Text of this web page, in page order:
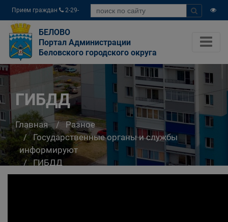
Прием граждан
2-29-
04
БЕЛОВО
Портал Администрации
Беловского городского округа
ГИБДД
Главная
Разное
Государственные органы и службы
информируют
ГИБДД